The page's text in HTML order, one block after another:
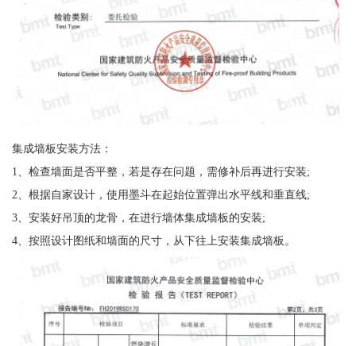
集成墙板安装方法：
1、检查墙面是否平整，若是存在问题，需修补后再进行安装;
2、根据自家设计，使用墨斗在起始位置弹出水平线和垂直线;
3、安装好吊顶的龙骨，在进行墙体集成墙板的安装;
4、按照设计图纸和墙面的尺寸，从下往上安装集成墙板。